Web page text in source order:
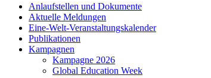
Main
menu
Anlaufstellen und Dokumente
Aktuelle Meldungen
Eine-Welt-Veranstaltungskalender
Publikationen
Kampagnen
Kampagne 2026
Global Education Week